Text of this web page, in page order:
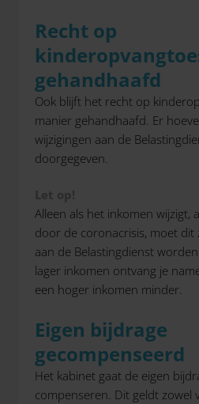
Recht op
gehandhaafd
Ook blijft het recht op
manier gehandhaafd. Er
wijzigingen aan de
doorgegeven.
Let op!
Alleen als het inkomen wijzigt,
door de coronacrisis, moet dit
aan de Belastingdienst
lager inkomen ontvang je
een hoger inkomen minder.
Eigen bijdrage
gecompenseerd
Het kabinet gaat de eigen
compenseren. Dit geldt zowel